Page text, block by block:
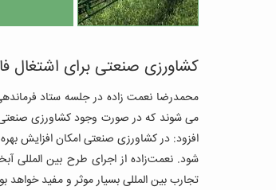
کشاورزی صنعتی برای اشتغال
می شوند که در صورت وجود کشاورزی صنعتی
افزود: در کشاورزی صنعتی امکان افزایش
شود. نعمت‌زاده از اجرای طرح بین المللی
تجارب بین المللی بسیار موثر و مفید خواهد